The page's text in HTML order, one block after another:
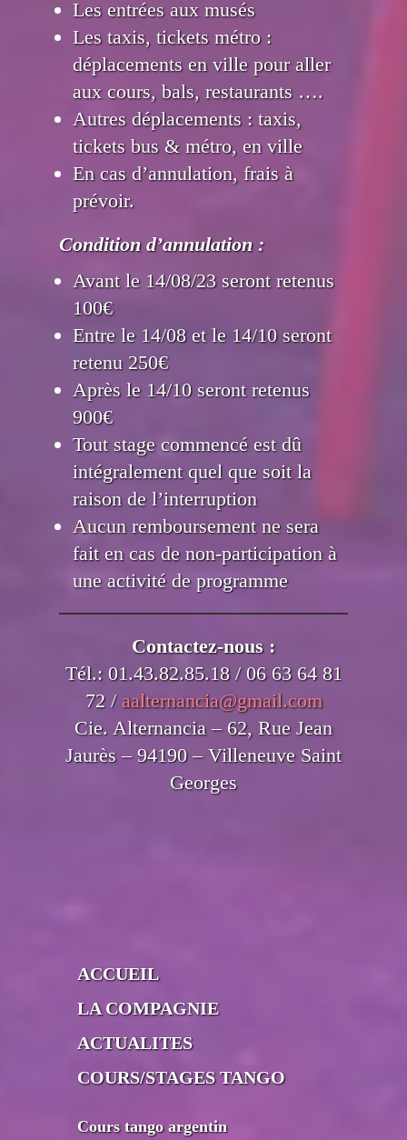
Les entrées aux musés
Les taxis, tickets métro :
déplacements en ville pour aller
aux cours, bals, restaurants ….
Autres déplacements : taxis,
tickets bus & métro, en ville
En cas d’annulation, frais à
prévoir.
Condition d’annulation :
Avant le 14/08/23 seront retenus
100€
Entre le 14/08 et le 14/10 seront
retenu 250€
Après le 14/10 seront retenus
900€
Tout stage commencé est dû
intégralement quel que soit la
raison de l’interruption
Aucun remboursement ne sera
fait en cas de non-participation à
une activité de programme
Contactez-nous :
Tél.: 01.43.82.85.18 / 06 63 64 81
72 / aalternancia@gmail.com
Cie. Alternancia – 62, Rue Jean
Jaurès – 94190 – Villeneuve Saint
Georges
ACCUEIL
LA COMPAGNIE
ACTUALITES
COURS/STAGES TANGO
Cours tango argentin